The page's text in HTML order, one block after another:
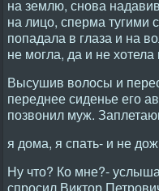
на землю, снова
на лицо, сперма тугими
попадала в глаза и на
не могла, да и не
Высушив волосы и
переднее сиденье его
позвонил муж.
я дома, я спать- и не
Ну что? Ко мне?-